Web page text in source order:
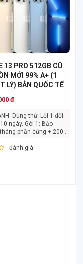
13 PRO 512GB CŨ
MỚI 99% A+ (1
LÝ) BẢN QUỐC TẾ
đ
Lỗi 1 đổi
Gói 1: Bảo
phần cứng + 200k
đánh giá